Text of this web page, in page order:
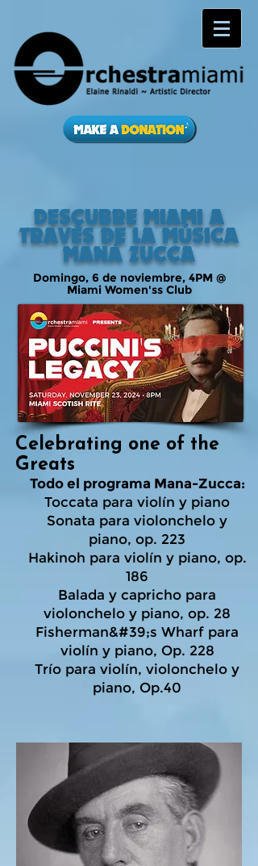
DESCUBRE MIAMI A
TRAVÉS DE LA MÚSICA
MANÁ ZUCCA
Domingo, 6 de noviembre, 4PM @
Miami Women'ss Club
Celebrating one of the
Greats
Todo el programa Mana-Zucca:
Toccata para violín y piano
Sonata para violonchelo y
piano, op. 223
Hakinoh para violín y piano, op.
186
Balada y capricho para
violonchelo y piano, op. 28
Fisherman&#39;s Wharf para
violín y piano, Op. 228
Trío para violín, violonchelo y
piano, Op.40